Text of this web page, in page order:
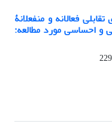
فعالانه و منفعلانۀ
و احساسی مورد مطالعه: